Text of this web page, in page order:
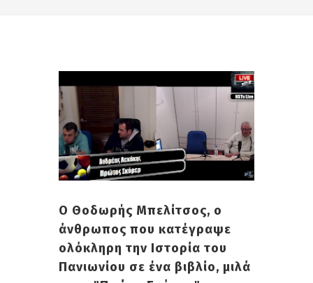
Ο Θοδωρής Μπελίτσος, ο
άνθρωπος που κατέγραψε
ολόκληρη την Ιστορία του
Πανιωνίου σε ένα βιβλίο, μιλά